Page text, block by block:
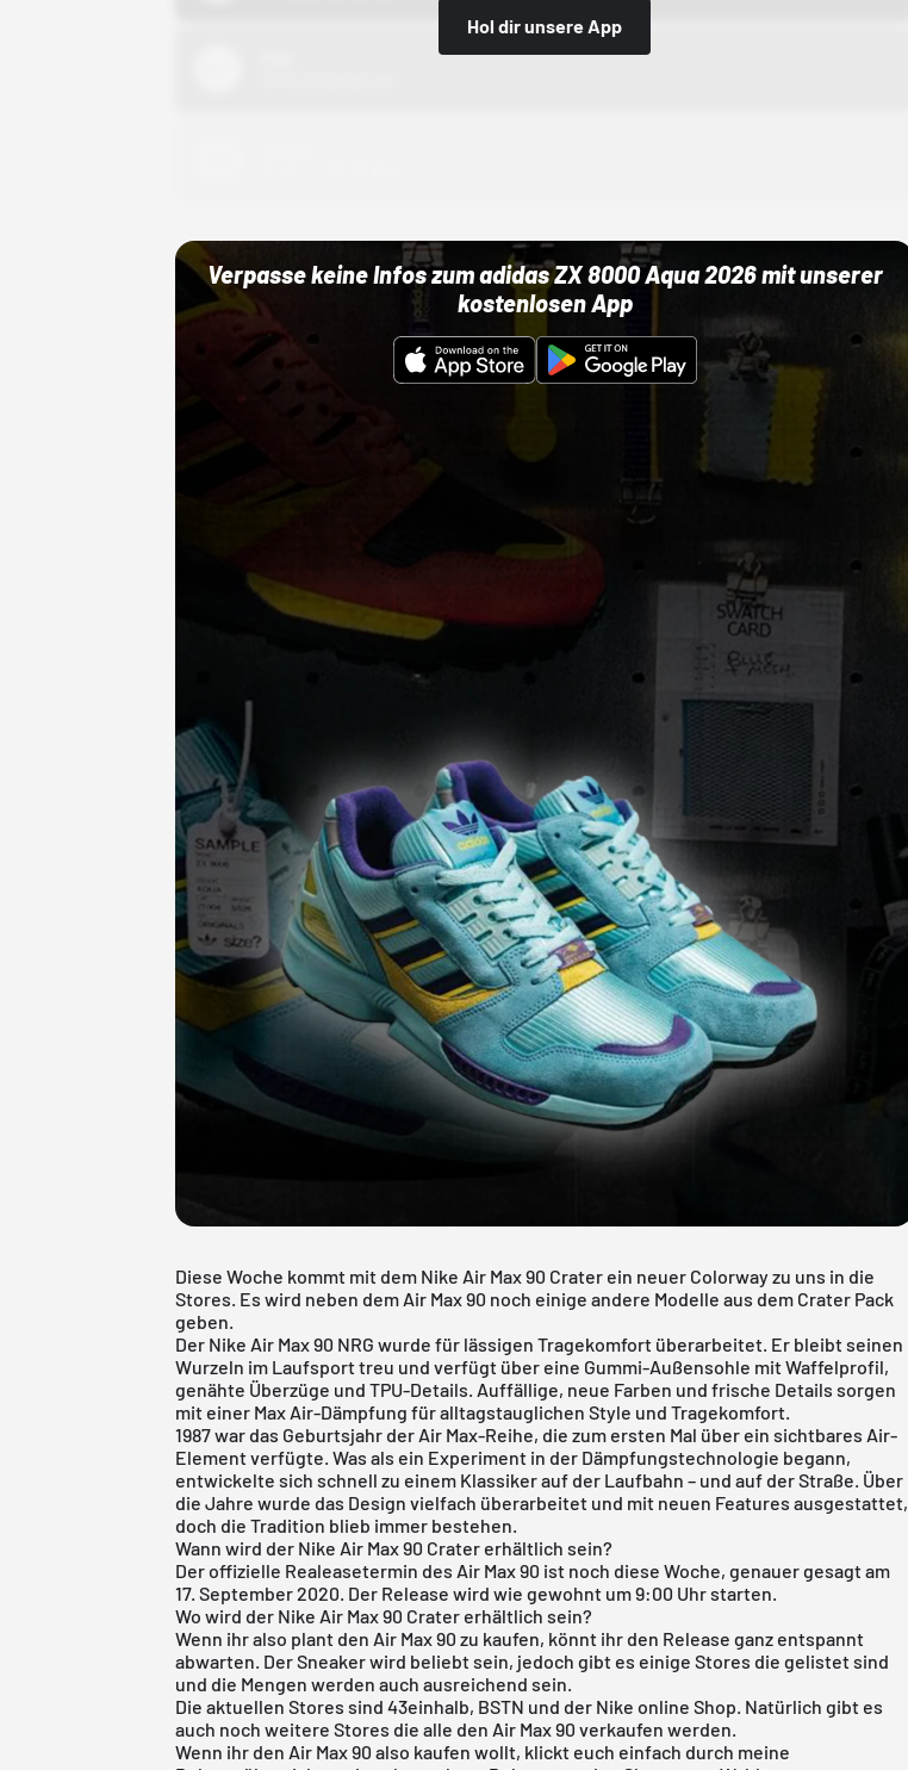
Hol dir unsere App
Verpasse keine Infos zum adidas ZX 8000 Aqua 2026 mit unserer
kostenlosen App
Diese Woche kommt mit dem Nike Air Max 90 Crater ein neuer Colorway zu uns in die
Stores. Es wird neben dem Air Max 90 noch einige andere Modelle aus dem Crater Pack
geben.
Der Nike Air Max 90 NRG wurde für lässigen Tragekomfort überarbeitet. Er bleibt seinen
Wurzeln im Laufsport treu und verfügt über eine Gummi-Außensohle mit Waffelprofil,
genähte Überzüge und TPU-Details. Auffällige, neue Farben und frische Details sorgen
mit einer Max Air-Dämpfung für alltagstauglichen Style und Tragekomfort.
1987 war das Geburtsjahr der Air Max-Reihe, die zum ersten Mal über ein sichtbares Air-
Element verfügte. Was als ein Experiment in der Dämpfungstechnologie begann,
entwickelte sich schnell zu einem Klassiker auf der Laufbahn – und auf der Straße. Über
die Jahre wurde das Design vielfach überarbeitet und mit neuen Features ausgestattet,
doch die Tradition blieb immer bestehen.
Wann wird der Nike Air Max 90 Crater erhältlich sein?
Der offizielle Realeasetermin des Air Max 90 ist noch diese Woche, genauer gesagt am
17. September 2020. Der Release wird wie gewohnt um 9:00 Uhr starten.
Wo wird der Nike Air Max 90 Crater erhältlich sein?
Wenn ihr also plant den Air Max 90 zu kaufen, könnt ihr den Release ganz entspannt
abwarten. Der Sneaker wird beliebt sein, jedoch gibt es einige Stores die gelistet sind
und die Mengen werden auch ausreichend sein.
Die aktuellen Stores sind43einhalb, BSTN und der Nike online Shop . Natürlich gibt es
auch noch weitere Stores die alle den Air Max 90 verkaufen werden.
Wenn ihr den Air Max 90 also kaufen wollt, klickt euch einfach durch meine